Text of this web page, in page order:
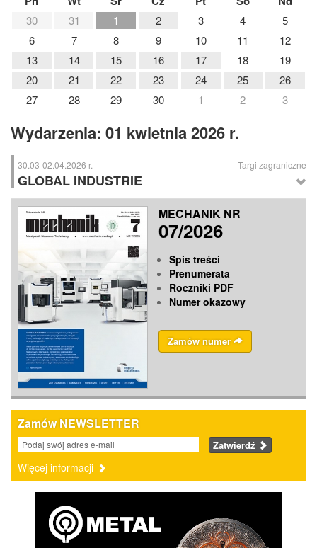
30 31 1 2 3 4
5
6
7 8 9 10 11
12
13
14 15 16 17 18
19
20
21 22 23 24 25
26
27
28 29 30 1 2 3
Wydarzenia: 01 kwietnia 2026 r.
30.03-02.04.2026 r. Targi zagraniczne
GLOBAL INDUSTRIE
GLOBAL INDUSTRIE– Targi Przemysłowe, Paryż (Francja)
MECHANIK NR
07/2026
Spis treści
Prenumerata
Roczniki PDF
Numer okazowy
Zamów numer
Zamów NEWSLETTER
Zatwierdź
Więcej informacji